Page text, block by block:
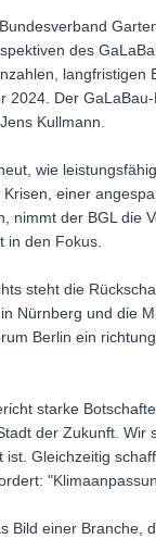
des
2024. Der
Kullmann.
wie
einer
nimmt der BGL die
in den Fokus.
steht die
Nürnberg und die
Berlin ein
starke
der Zukunft.
Gleichzeitig
Bild einer Branche,